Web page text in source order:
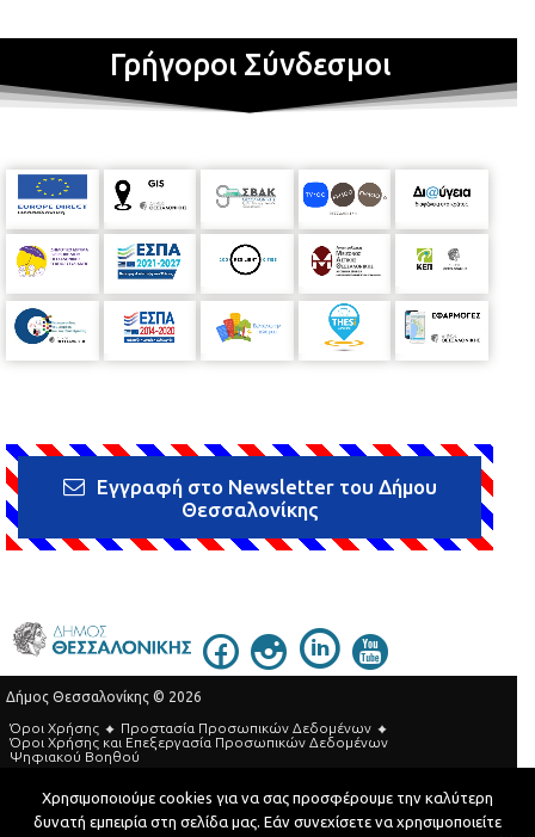
Γρήγοροι Σύνδεσμοι
Εγγραφή στο Newsletter του Δήμου
Θεσσαλονίκης
Δήμος Θεσσαλονίκης © 2026
Όροι Χρήσης
Προστασία Προσωπικών Δεδομένων
Όροι Xρήσης και Eπεξεργασία Προσωπικών Δεδομένων
Ψηφιακού Βοηθού
Τηλεφωνικός Κατάλογος
Χρησιμοποιούμε cookies για να σας προσφέρουμε την καλύτερη
δυνατή εμπειρία στη σελίδα μας. Εάν συνεχίσετε να χρησιμοποιείτε